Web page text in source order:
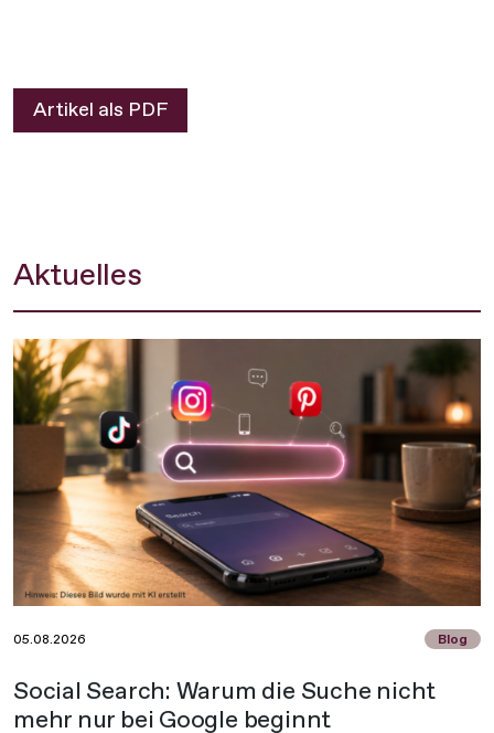
Artikel als PDF
Aktuelles
05.08.2026 Blog
Social Search: Warum die Suche nicht
mehr nur bei Google beginnt